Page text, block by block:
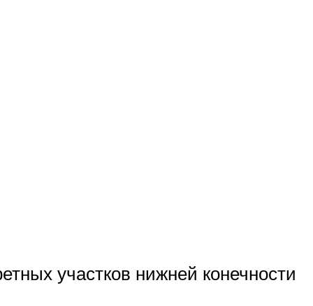
участков нижней конечности